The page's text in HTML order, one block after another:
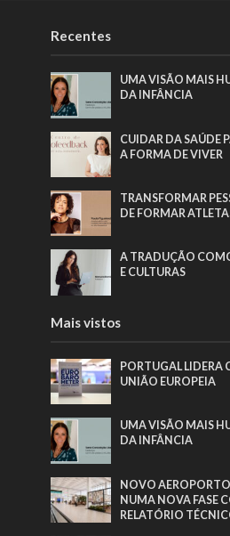
Recentes
UMA VISÃO MAIS
DA INFÂNCIA
CUIDAR DA SAÚDE
A FORMA DE VIVER
TRANSFORMAR
DE FORMAR
A TRADUÇÃO
E CULTURAS
Mais vistos
PORTUGAL LIDERA
UNIÃO EUROPEIA
UMA VISÃO MAIS
DA INFÂNCIA
NOVO
NUMA NOVA FASE
RELATÓRIO